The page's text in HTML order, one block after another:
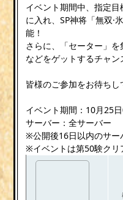
イベント期間中、指定
に入れ、SP神将「無双·
能！
さらに、「セーター」を
などをゲットするチャン
皆様のご参加をお待ちし
イベント期間：10月25
サーバー：全サーバー
※公開後16日以内のサー
※イベントは第50験クリ